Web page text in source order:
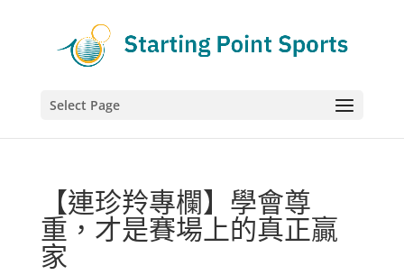
Select Page
【連珍羚專欄】學會尊
重，才是賽場上的真正贏
家